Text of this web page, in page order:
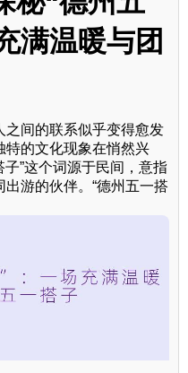
满温暖与团
之间的联系似乎变得愈发
特的文化现象在悄然兴
子”这个词源于民间，意指
游的伙伴。“德州五一搭